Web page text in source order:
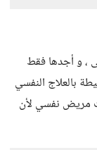
، و أجدها فقط
بالعلاج النفسي
مريض نفسي لأن